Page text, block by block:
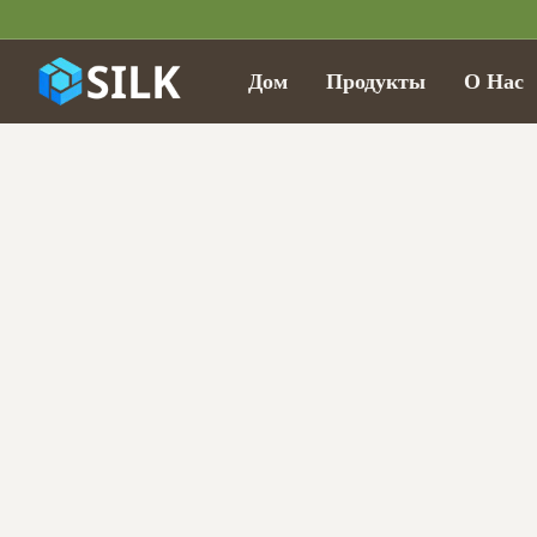
Дом Продукты О Нас